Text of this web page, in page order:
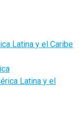
Latina y el Caribe
Latina y el